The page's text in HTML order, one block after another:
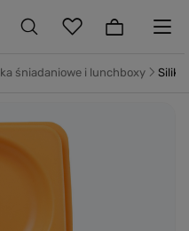
śniadaniowe i lunchboxy